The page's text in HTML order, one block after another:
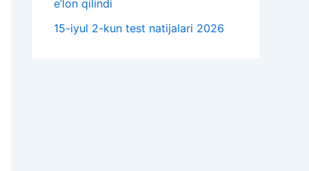
e’lon qilindi
15-iyul 2-kun test natijalari 2026